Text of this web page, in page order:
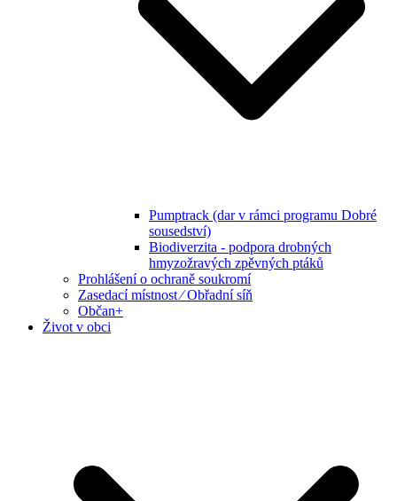
Pumptrack (dar v rámci programu Dobré
sousedství)
Biodiverzita - podpora drobných
hmyzožravých zpěvných ptáků
Prohlášení o ochraně soukromí
Zasedací místnost ⁄ Obřadní síň
Občan+
Život v obci